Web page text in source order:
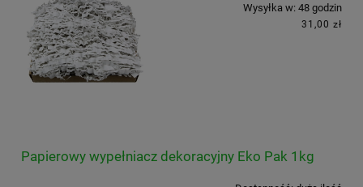
Wysyłka w: 48 godzin
31,00 zł
Papierowy wypełniacz dekoracyjny Eko Pak 1kg